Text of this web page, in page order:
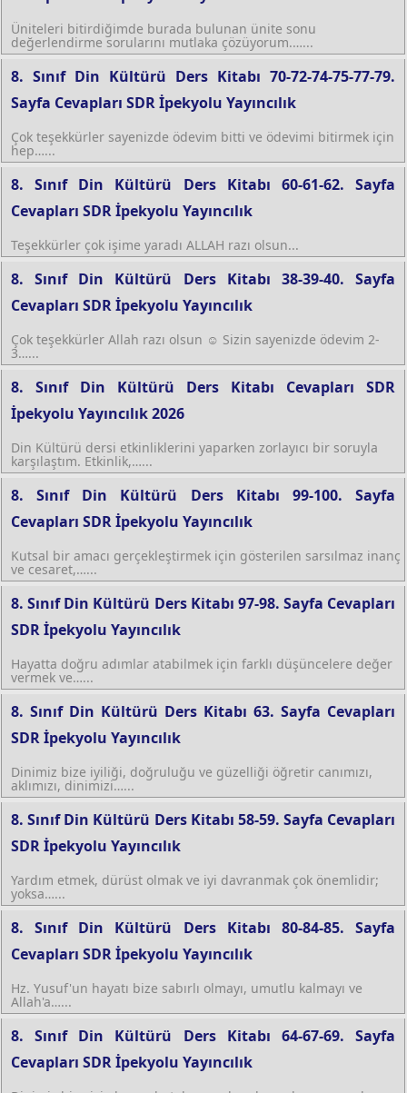
Üniteleri bitirdiğimde burada bulunan ünite sonu
değerlendirme sorularını mutlaka çözüyorum.…...
8. Sınıf Din Kültürü Ders Kitabı 70-72-74-75-77-79.
Sayfa Cevapları SDR İpekyolu Yayıncılık
Çok teşekkürler sayenizde ödevim bitti ve ödevimi bitirmek için
hep…...
8. Sınıf Din Kültürü Ders Kitabı 60-61-62. Sayfa
Cevapları SDR İpekyolu Yayıncılık
Teşekkürler çok işime yaradı ALLAH razı olsun...
8. Sınıf Din Kültürü Ders Kitabı 38-39-40. Sayfa
Cevapları SDR İpekyolu Yayıncılık
Çok teşekkürler Allah razı olsun ☺️ Sizin sayenizde ödevim 2-
3…...
8. Sınıf Din Kültürü Ders Kitabı Cevapları SDR
İpekyolu Yayıncılık 2026
Din Kültürü dersi etkinliklerini yaparken zorlayıcı bir soruyla
karşılaştım. Etkinlik,…...
8. Sınıf Din Kültürü Ders Kitabı 99-100. Sayfa
Cevapları SDR İpekyolu Yayıncılık
Kutsal bir amacı gerçekleştirmek için gösterilen sarsılmaz inanç
ve cesaret,…...
8. Sınıf Din Kültürü Ders Kitabı 97-98. Sayfa Cevapları
SDR İpekyolu Yayıncılık
Hayatta doğru adımlar atabilmek için farklı düşüncelere değer
vermek ve…...
8. Sınıf Din Kültürü Ders Kitabı 63. Sayfa Cevapları
SDR İpekyolu Yayıncılık
Dinimiz bize iyiliği, doğruluğu ve güzelliği öğretir canımızı,
aklımızı, dinimizi…...
8. Sınıf Din Kültürü Ders Kitabı 58-59. Sayfa Cevapları
SDR İpekyolu Yayıncılık
Yardım etmek, dürüst olmak ve iyi davranmak çok önemlidir;
yoksa…...
8. Sınıf Din Kültürü Ders Kitabı 80-84-85. Sayfa
Cevapları SDR İpekyolu Yayıncılık
Hz. Yusuf'un hayatı bize sabırlı olmayı, umutlu kalmayı ve
Allah'a…...
8. Sınıf Din Kültürü Ders Kitabı 64-67-69. Sayfa
Cevapları SDR İpekyolu Yayıncılık